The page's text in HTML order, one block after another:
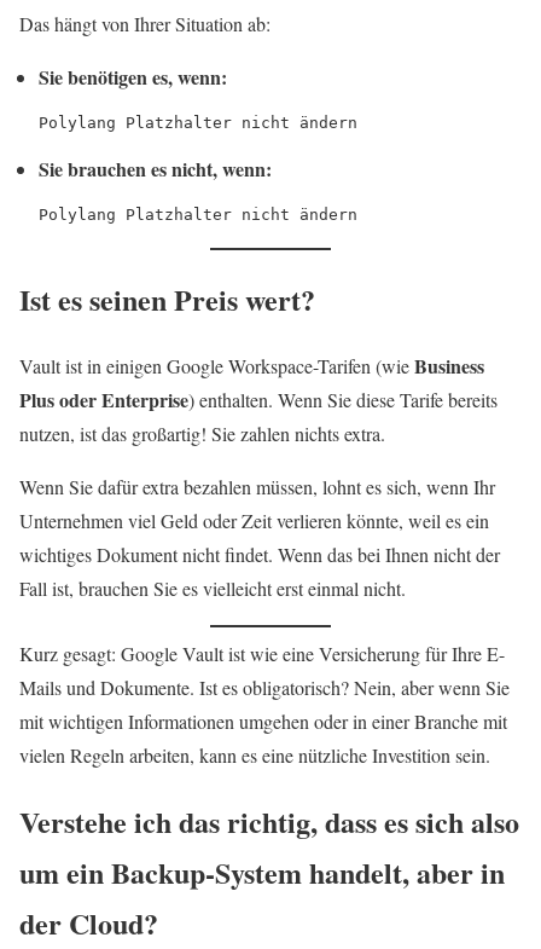
Das hängt von Ihrer Situation ab:
Sie benötigen es, wenn:
Polylang Platzhalter nicht ändern
Sie brauchen es nicht, wenn:
Polylang Platzhalter nicht ändern
Ist es seinen Preis wert?
Vault ist in einigen Google Workspace-Tarifen (wieBusiness
Plus oder Enterprise) enthalten. Wenn Sie diese Tarife bereits
nutzen, ist das großartig! Sie zahlen nichts extra.
Wenn Sie dafür extra bezahlen müssen, lohnt es sich, wenn Ihr
Unternehmen viel Geld oder Zeit verlieren könnte, weil es ein
wichtiges Dokument nicht findet. Wenn das bei Ihnen nicht der
Fall ist, brauchen Sie es vielleicht erst einmal nicht.
Kurz gesagt: Google Vault ist wie eine Versicherung für Ihre E-
Mails und Dokumente. Ist es obligatorisch? Nein, aber wenn Sie
mit wichtigen Informationen umgehen oder in einer Branche mit
vielen Regeln arbeiten, kann es eine nützliche Investition sein.
Verstehe ich das richtig, dass es sich also
um ein Backup-System handelt, aber in
der Cloud?